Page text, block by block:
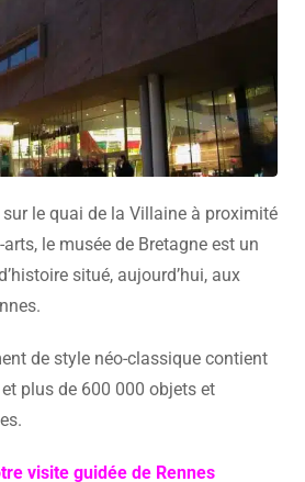
le quai de la Villaine à proximité
le musée de Bretagne est un
situé, aujourd’hui, aux
de style néo-classique contient
plus de 600 000 objets et
visite guidée de Rennes